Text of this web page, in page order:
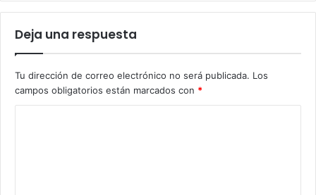
Deja una respuesta
Tu dirección de correo electrónico no será publicada. Los
campos obligatorios están marcados con *